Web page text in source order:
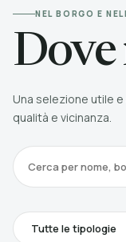
NEL BORGO E
Dove
Una selezione utile
qualità e vicinanza.
Cerca